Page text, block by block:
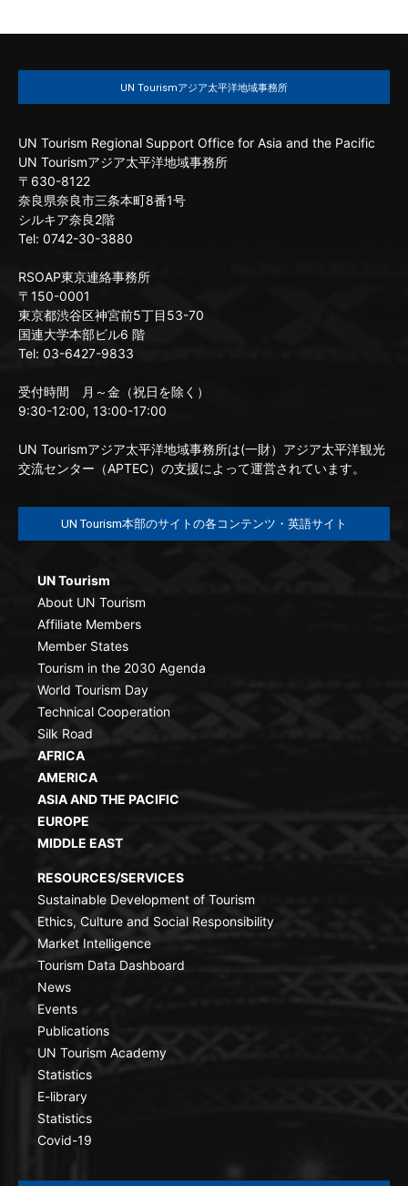
UN Tourismアジア太平洋地域事務所
UN Tourism Regional Support Office for Asia and the Pacific
UN Tourismアジア太平洋地域事務所
〒630-8122
奈良県奈良市三条本町8番1号
シルキア奈良2階
Tel: 0742-30-3880
RSOAP東京連絡事務所
〒150-0001
東京都渋谷区神宮前5丁目53-70
国連大学本部ビル6 階
Tel: 03-6427-9833
受付時間 月～金（祝日を除く）
9:30-12:00, 13:00-17:00
UN Tourismアジア太平洋地域事務所は(一財）アジア太平洋観光
交流センター（APTEC）の支援によって運営されています。
UN Tourism本部のサイトの各コンテンツ・英語サイト
UN Tourism
About UN Tourism
Affiliate Members
Member States
Tourism in the 2030 Agenda
World Tourism Day
Technical Cooperation
Silk Road
AFRICA
AMERICA
ASIA AND THE PACIFIC
EUROPE
MIDDLE EAST
RESOURCES/SERVICES
Sustainable Development of Tourism
Ethics, Culture and Social Responsibility
Market Intelligence
Tourism Data Dashboard
News
Events
Publications
UN Tourism Academy
Statistics
E-library
Statistics
Covid-19